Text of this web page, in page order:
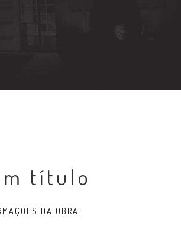
título
DA OBRA: